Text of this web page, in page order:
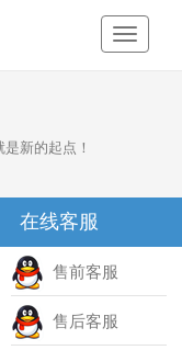
Toggle
新的起点！
在线客服
售前客服
售后客服